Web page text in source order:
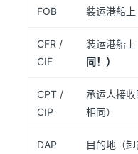
FOB 装运港船上
CFR /
CIF
装运港船上
同！）
CPT /
CIP
承运人接
相同）
DAP 目的地（卸